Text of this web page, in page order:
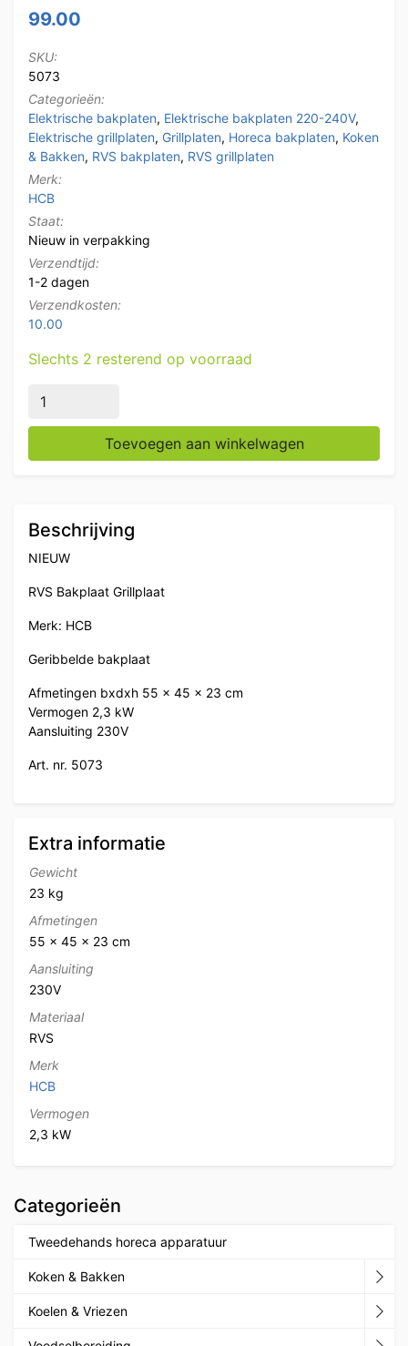
99.00
SKU:
5073
Categorieën:
Elektrische bakplaten, Elektrische bakplaten 220-240V,
Elektrische grillplaten, Grillplaten, Horeca bakplaten, Koken
& Bakken, RVS bakplaten, RVS grillplaten
Merk:
HCB
Staat:
Nieuw in verpakking
Verzendtijd:
1-2 dagen
Verzendkosten:
10.00
Slechts 2 resterend op voorraad
RVS Grillplaat Bakplaat Geribbeld 55 cm 230V
Toevoegen aan winkelwagen
Beschrijving
NIEUW
RVS Bakplaat Grillplaat
Merk: HCB
Geribbelde bakplaat
Afmetingen bxdxh 55 x 45 x 23 cm
Vermogen 2,3 kW
Aansluiting 230V
Art. nr. 5073
Extra informatie
Gewicht
23 kg
Afmetingen
55 × 45 × 23 cm
Aansluiting
230V
Materiaal
RVS
Merk
HCB
Vermogen
2,3 kW
Categorieën
Tweedehands horeca apparatuur
Koken & Bakken
Koelen & Vriezen